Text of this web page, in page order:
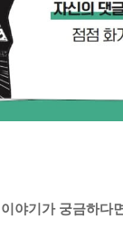
야기가 궁금하다